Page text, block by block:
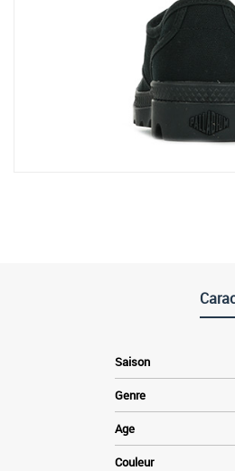
Saison
Genre
Age
Couleur